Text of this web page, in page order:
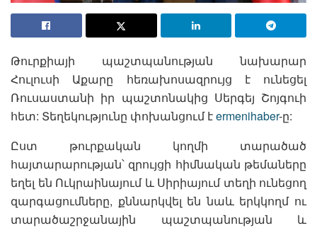
Թուրքիայի պաշտպանության նախարար
Հուլուսի Աքարը հեռախոսազրույց է ունեցել
Ռուսաստանի իր պաշտոնակից Սերգեյ Շոյգուի
հետ: Տեղեկությունը փոխանցում էermenihaber-ը:
Ըստ թուրքական կողմի տարածած
հայտարարության՝ զրույցի հիմնական թեմաները
եղել են Ուկրաինայում և Սիրիայում տեղի ունեցող
զարգացումները, քննարկվել են նաև երկկողմ ու
տարածաշրջանային պաշտպանության և